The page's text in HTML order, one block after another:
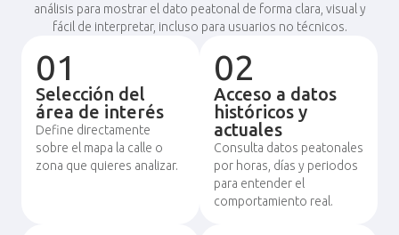
análisis para mostrar el dato peatonal de forma clara, visual y
fácil de interpretar, incluso para usuarios no técnicos.
01
Selección del
área de interés
Define directamente
sobre el mapa la calle o
zona que quieres analizar.
02
Acceso a datos
históricos y
actuales
Consulta datos peatonales
por horas, días y periodos
para entender el
comportamiento real.